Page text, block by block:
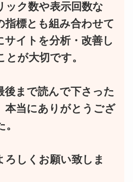
ック数や表示回数な
指標とも組み合わせて
サイトを分析・改善し
とが大切です。
後まで読んで下さった
本当にありがとうござ
ろしくお願い致しま